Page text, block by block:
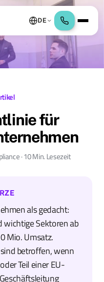
DE
für
· 10 Min. Lesezeit
als gedacht:
Sektoren ab
Mio. Umsatz.
betroffen, wenn
Teil einer EU-